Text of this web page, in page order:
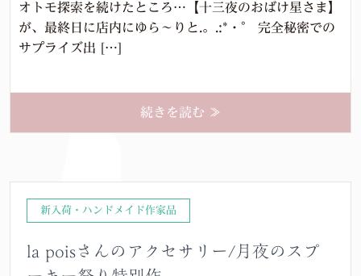
オトモ探索を続けたところ…【十三夜のおばけ星さま】
が、最終日に店内にゆら～りと.。.:*・゜ 完全秘密での
サプライズ出 […]
続きを読む ≫
新入荷・ハンドメイド作家品
la poisさんのアクセサリー/月夜のスプ